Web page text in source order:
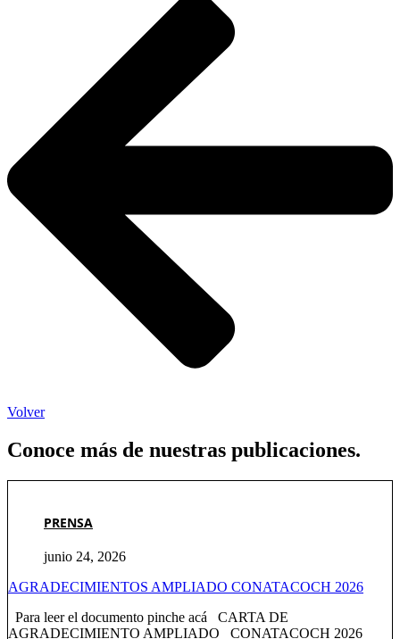
Volver
Conoce más de nuestras publicaciones.
PRENSA
junio 24, 2026
AGRADECIMIENTOS AMPLIADO CONATACOCH 2026
Para leer el documento pinche acá CARTA DE
AGRADECIMIENTO AMPLIADO CONATACOCH 2026